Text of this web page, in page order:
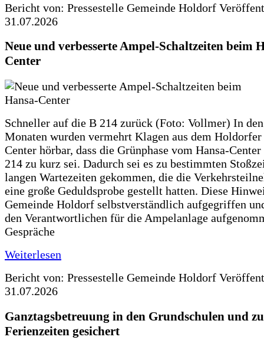
Bericht von: Pressestelle Gemeinde Holdorf
31.07.2026
Neue und verbesserte Ampel-Schaltzeiten beim
Center
Schneller auf die B 214 zurück (Foto: Vollmer) In
Monaten wurden vermehrt Klagen aus dem Holdorfer
Center hörbar, dass die Grünphase vom Hansa-
214 zu kurz sei. Dadurch sei es zu bestimmten
langen Wartezeiten gekommen, die die
eine große Geduldsprobe gestellt hatten. Diese
Gemeinde Holdorf selbstverständlich aufgegriffen
den Verantwortlichen für die Ampelanlage
Gespräche
Weiterlesen
Bericht von: Pressestelle Gemeinde Holdorf
31.07.2026
Ganztagsbetreuung in den Grundschulen und
Ferienzeiten gesichert